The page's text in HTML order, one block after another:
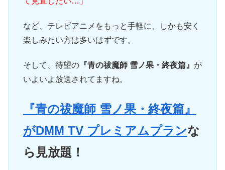
など、テレビアニメをもっと手軽に、しかも安く
楽しみたい方は多いはずです。
そして、待望の『青の祓魔師 雪ノ果・終夜篇』 が
いよいよ放送されてますね。
『青の祓魔師 雪ノ果・終夜篇』
がDMM TV プレミアムプランな
ら見放題！